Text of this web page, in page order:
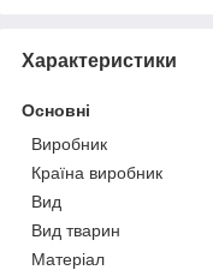
Характеристики
Основні
Виробник
Країна виробник
Вид
Вид тварин
Матеріал